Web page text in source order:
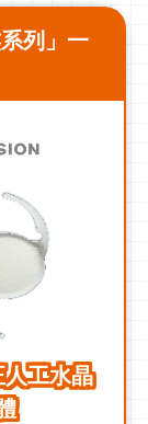
列」一
工水晶